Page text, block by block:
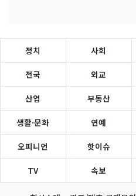
정치 사회
전국 외교
산업 부동산
생활·문화 연예
오피니언 핫이슈
TV 속보